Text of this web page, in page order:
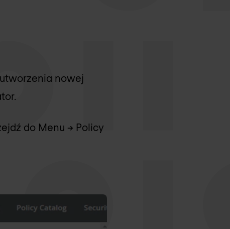
nowej
do Menu -> Policy